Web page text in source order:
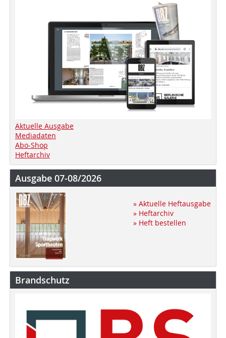
Aktuelle Ausgabe
Mediadaten
Abo-Shop
Heftarchiv
Ausgabe 07-08/2026
» Aktuelle Heftausgabe
» Heftarchiv
» Heft bestellen
Brandschutz